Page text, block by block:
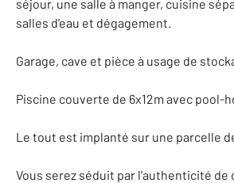
séjour, une salle à manger, cuisine
salles d'eau et dégagement.
Garage, cave et pièce à usage de
Piscine couverte de 6x12m avec pool-
Le tout est implanté sur une parcelle
Vous serez séduit par l'authenticité de